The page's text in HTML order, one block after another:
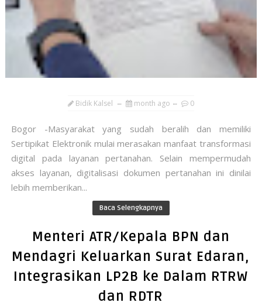
Bidik Kalsel month ago 0
Bogor -Masyarakat yang sudah beralih dan memiliki
Sertipikat Elektronik mulai merasakan manfaat transformasi
digital pada layanan pertanahan. Selain mempermudah
akses layanan, digitalisasi dokumen pertanahan ini dinilai
lebih memberikan...
Baca Selengkapnya
Menteri ATR/Kepala BPN dan
Mendagri Keluarkan Surat Edaran,
Integrasikan LP2B ke Dalam RTRW
dan RDTR